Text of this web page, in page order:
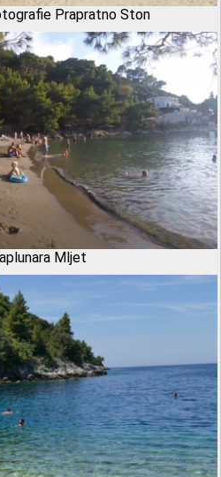
Prapratno Ston
Mljet